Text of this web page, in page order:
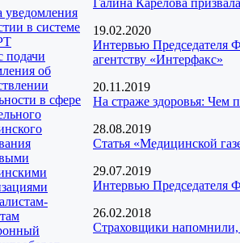
уведомления
в системе
подачи
об
в сфере
Галина Карелова
19.02.2020
Интервью Председателя
агентству «Интерфакс»
20.11.2019
На страже здоровья: Чем
28.08.2019
Статья «Медицинской
29.07.2019
Интервью Председателя
26.02.2018
Страховщики